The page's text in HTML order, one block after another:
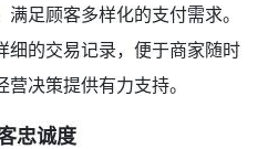
足顾客多样化的支付需求。
细的交易记录，便于商家随时
决策提供有力支持。
忠诚度